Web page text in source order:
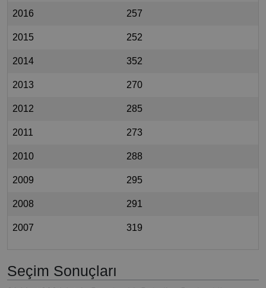
2016 257
2015 252
2014 352
2013 270
2012 285
2011 273
2010 288
2009 295
2008 291
2007 319
Seçim Sonuçları